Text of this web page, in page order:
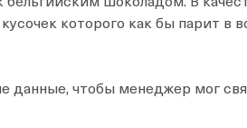
которого как бы парит в
данные, чтобы менеджер мог